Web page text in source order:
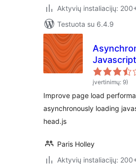
Aktyvių instaliacijų:
Testuota su 6.4.9
Javascript
įvertinimų: 9)
Improve page load
asynchronously loading
head.js
Paris Holley
Aktyvių instaliacijų: